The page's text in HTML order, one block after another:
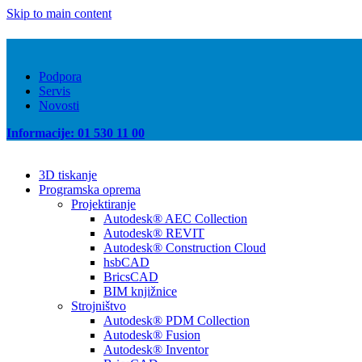
Skip to main content
Podpora
Servis
Novosti
Informacije: 01 530 11 00
3D tiskanje
Programska oprema
Projektiranje
Autodesk® AEC Collection
Autodesk® REVIT
Autodesk® Construction Cloud
hsbCAD
BricsCAD
BIM knjižnice
Strojništvo
Autodesk® PDM Collection
Autodesk® Fusion
Autodesk® Inventor